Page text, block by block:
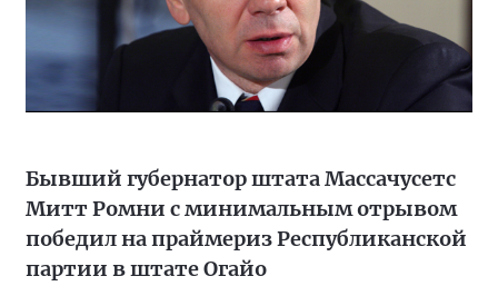
Бывший губернатор штата Массачусетс
Митт Ромни с минимальным отрывом
победил на праймериз Республиканской
партии в штате Огайо